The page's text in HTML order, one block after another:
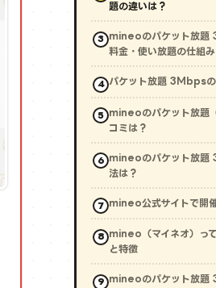
題の違いは？
mineoのパケット放題
料金・使い放題の仕組み
パケット放題 3Mbpsの
mineoのパケット放題
コミは？
mineoのパケット放題
法は？
mineo公式サイトで開
mineo（マイネオ）っ
と特徴
mineoのパケット放題